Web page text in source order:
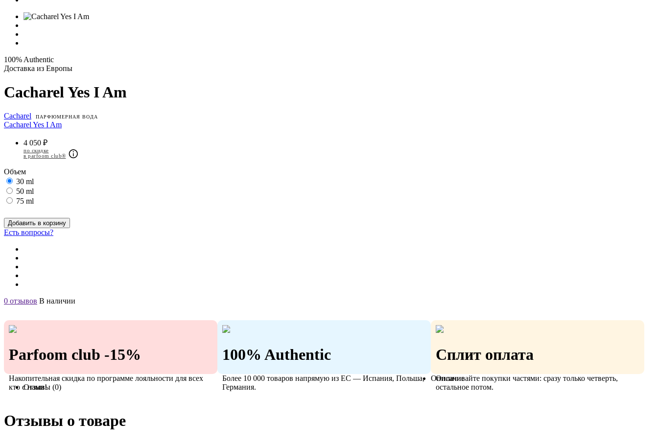
100% Authentic
Доставка из Европы
Cacharel Yes I Am
Cacharel ПАРФЮМЕРНАЯ ВОДА
Cacharel Yes I Am
4 050 ₽
по скидке
в parfoom club®
Объем
30 ml
50 ml
75 ml
Добавить в корзину
Есть вопросы?
0 отзывов В наличии
Parfoom club -15%
Накопительная скидка по программе лояльности для всех
кто с нами!
100% Authentic
Более 10 000 товаров напрямую из ЕС — Испания, Польша,
Германия.
Сплит оплата
Оплачивайте покупки частями: сразу только четверть,
остальное потом.
Описание
Отзывы (0)
Отзывы о товаре